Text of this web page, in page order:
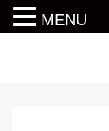
MENU